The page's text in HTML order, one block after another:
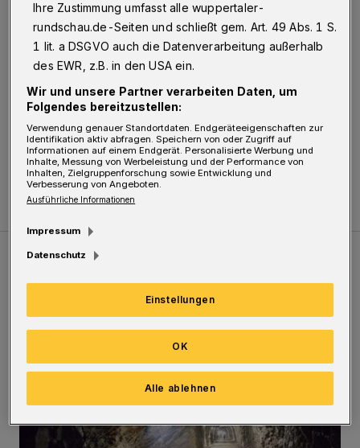
In Sachen Temperaturen wurden Anfang des
Monats Spitzenwerte erreicht. Vom 2. bis zum
4. Juli kletterte das Thermometer deutlich
über die 30-Grad-Marke. Am 2. Juli wurden in
Barmen 37 Grad Celsius gemessen. Das galt
auch für den 4. Juli.
Tief hinein in die Wuppertaler Unterwelt
Ihre Zustimmung umfasst alle wuppertaler-
rundschau.de-Seiten und schließt gem. Art. 49 Abs. 1 S.
1 lit. a DSGVO auch die Datenverarbeitung außerhalb
des EWR, z.B. in den USA ein.
Wir und unsere Partner verarbeiten Daten, um
Folgendes bereitzustellen:
Verwendung genauer Standortdaten. Endgeräteeigenschaften zur
Identifikation aktiv abfragen. Speichern von oder Zugriff auf
Informationen auf einem Endgerät. Personalisierte Werbung und
Inhalte, Messung von Werbeleistung und der Performance von
Inhalten, Zielgruppenforschung sowie Entwicklung und
Verbesserung von Angeboten.
Ausführliche Informationen
Impressum
Datenschutz
Einstellungen
Alle ablehnen
OK